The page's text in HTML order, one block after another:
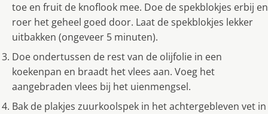
toe en fruit de knoflook mee. Doe de spekblokjes erbij en
roer het geheel goed door. Laat de spekblokjes lekker
uitbakken (ongeveer 5 minuten).
Doe ondertussen de rest van de olijfolie in een
koekenpan en braadt het vlees aan. Voeg het
aangebraden vlees bij het uienmengsel.
Bak de plakjes zuurkoolspek in het achtergebleven vet in